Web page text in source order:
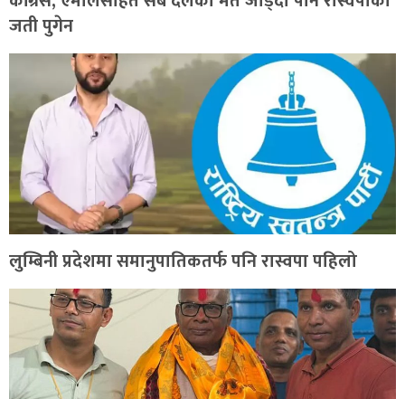
जती पुगेन
लुम्बिनी प्रदेशमा समानुपातिकतर्फ पनि रास्वपा पहिलो